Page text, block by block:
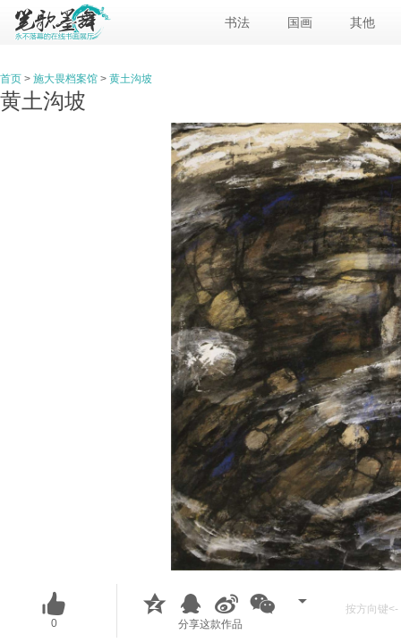
书法 国画 其他
首页 > 施大畏档案馆 > 黄土沟坡
黄土沟坡
0 分享这款作品
按方向键